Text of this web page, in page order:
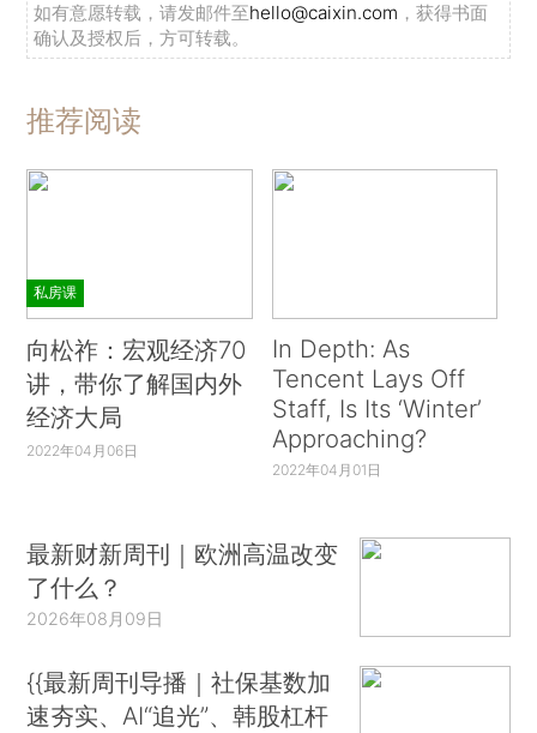
如有意愿转载，请发邮件至hello@caixin.com ，获得书面
确认及授权后，方可转载。
推荐阅读
私房课
向松祚：宏观经济70
讲，带你了解国内外
经济大局
2022年04月06日
In Depth: As
Tencent Lays Off
Staff, Is Its ‘Winter’
Approaching?
2022年04月01日
最新财新周刊｜欧洲高温改变
了什么？
2026年08月09日
{{最新周刊导播｜社保基数加
速夯实、AI“追光”、韩股杠杆